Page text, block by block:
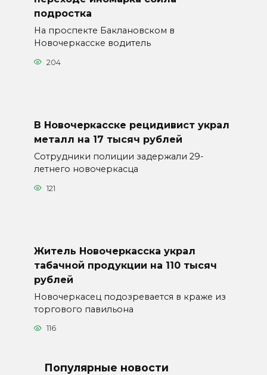
подростка
На проспекте Баклановском в
Новочеркасске водитель
204
В Новочеркасске рецидивист украл
металл на 17 тысяч рублей
Сотрудники полиции задержали 29-
летнего новочеркасца
121
Житель Новочеркасска украл
табачной продукции на 110 тысяч
рублей
Новочеркасец подозревается в краже из
торгового павильона
116
Популярные новости